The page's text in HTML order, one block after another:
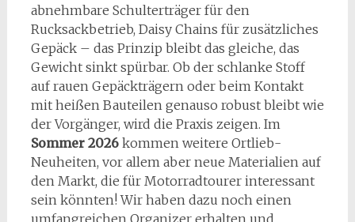
abnehmbare Schulterträger für den
Rucksackbetrieb, Daisy Chains für zusätzliches
Gepäck – das Prinzip bleibt das gleiche, das
Gewicht sinkt spürbar. Ob der schlanke Stoff
auf rauen Gepäckträgern oder beim Kontakt
mit heißen Bauteilen genauso robust bleibt wie
der Vorgänger, wird die Praxis zeigen. Im
Sommer 2026kommen weitere Ortlieb-
Neuheiten, vor allem aber neue Materialien auf
den Markt, die für Motorradtourer interessant
sein könnten! Wir haben dazu noch einen
umfangreichen Organizer erhalten und